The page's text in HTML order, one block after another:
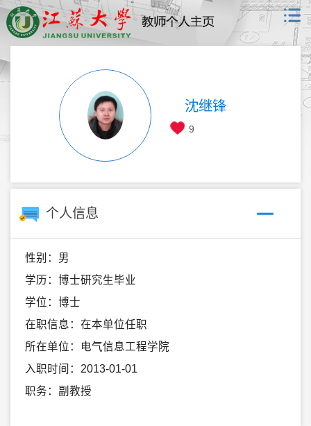
沈继锋
9
个人信息
性别：男
学历：博士研究生毕业
学位：博士
在职信息：在本单位任职
所在单位：电气信息工程学院
入职时间：2013-01-01
职务：副教授